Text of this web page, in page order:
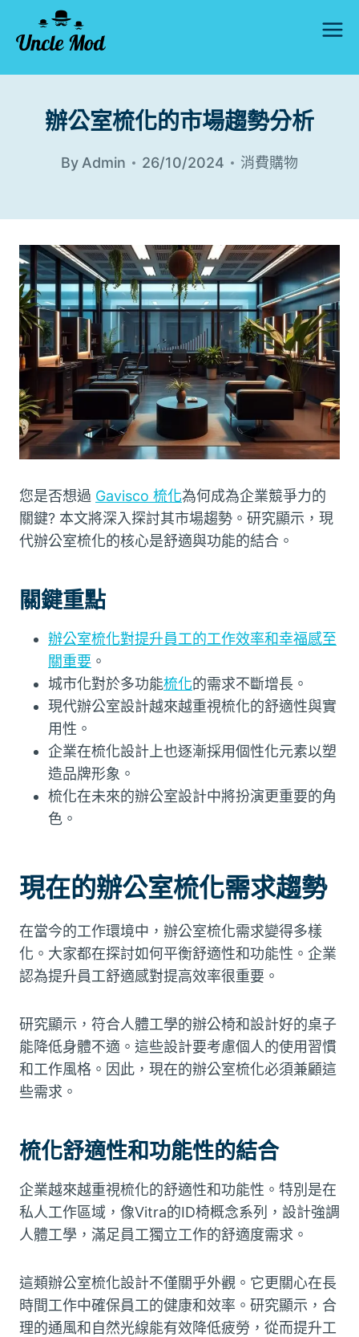
content
辦公室梳化的市場趨勢分析
By Admin 26/10/2024 消費購物
您是否想過 Gavisco 梳化為何成為企業競爭力的
關鍵? 本文將深入探討其市場趨勢。研究顯示，現
代辦公室梳化的核心是舒適與功能的結合。
關鍵重點
辦公室梳化對提升員工的工作效率和幸福感至
關重要 。
城市化對於多功能梳化的需求不斷增長。
現代辦公室設計越來越重視梳化的舒適性與實
用性。
企業在梳化設計上也逐漸採用個性化元素以塑
造品牌形象。
梳化在未來的辦公室設計中將扮演更重要的角
色。
現在的辦公室梳化需求趨勢
在當今的工作環境中，辦公室梳化需求變得多樣
化。大家都在探討如何平衡舒適性和功能性。企業
認為提升員工舒適感對提高效率很重要。
研究顯示，符合人體工學的辦公椅和設計好的桌子
能降低身體不適。這些設計要考慮個人的使用習慣
和工作風格。因此，現在的辦公室梳化必須兼顧這
些需求。
梳化舒適性和功能性的結合
企業越來越重視梳化的舒適性和功能性。特別是在
私人工作區域，像Vitra的ID椅概念系列，設計強調
人體工學，滿足員工獨立工作的舒適度需求。
這類辦公室梳化設計不僅關乎外觀。它更關心在長
時間工作中確保員工的健康和效率。研究顯示，合
理的通風和自然光線能有效降低疲勞，從而提升工